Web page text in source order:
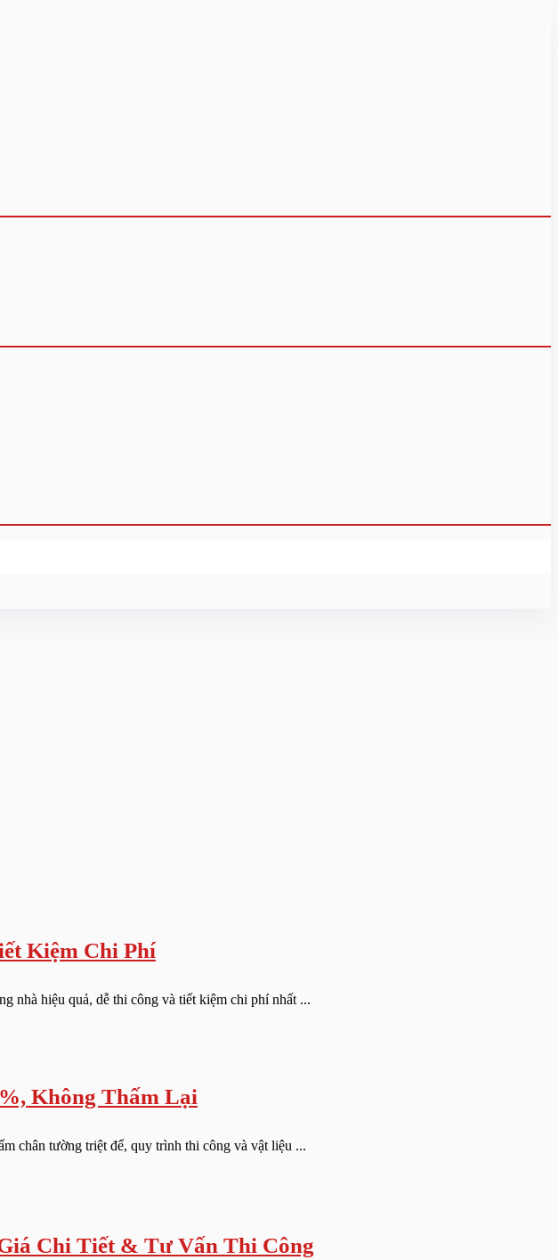
Kiệm Chi Phí
nhà hiệu quả, dễ thi công và tiết kiệm chi phí nhất ...
Không Thấm Lại
chân tường triệt để, quy trình thi công và vật liệu ...
Chi Tiết & Tư Vấn Thi Công